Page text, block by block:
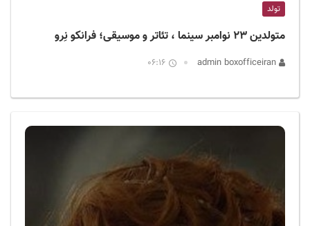
تولد
متولدین ۲۳ نوامبر سینما ، تئاتر و موسیقی؛ فرانکو نِرو
06:16